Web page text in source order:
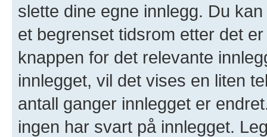
slette dine egne innlegg. Du
et begrenset tidsrom etter det
knappen for det relevante
innlegget, vil det vises en liten
antall ganger innlegget er
ingen har svart på innlegget.